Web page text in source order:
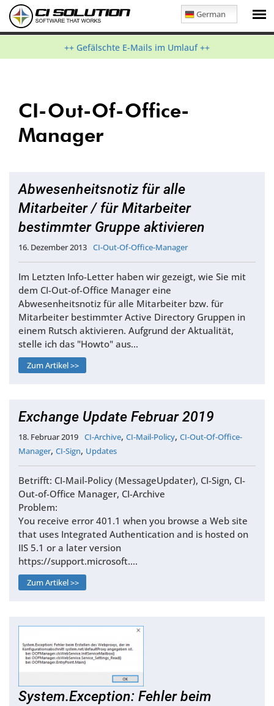
German
++ Gefälschte E-Mails im Umlauf ++
CI-Out-Of-Office-
Manager
Abwesenheitsnotiz für alle
Mitarbeiter / für Mitarbeiter
bestimmter Gruppe aktivieren
16. Dezember 2013 CI-Out-Of-Office-Manager
Im Letzten Info-Letter haben wir gezeigt, wie Sie mit
dem CI-Out-of-Office Manager eine
Abwesenheitsnotiz für alle Mitarbeiter bzw. für
Mitarbeiter bestimmter Active Directory Gruppen in
einem Rutsch aktivieren. Aufgrund der Aktualität,
stelle ich das "Howto" aus…
Zum Artikel >>
Exchange Update Februar 2019
18. Februar 2019 CI-Archive, CI-Mail-Policy, CI-Out-Of-Office-
Manager, CI-Sign, Updates
Betrifft: CI-Mail-Policy (MessageUpdater), CI-Sign, CI-
Out-of-Office Manager, CI-Archive
Problem:
You receive error 401.1 when you browse a Web site
that uses Integrated Authentication and is hosted on
IIS 5.1 or a later version
https://support.microsoft.…
Zum Artikel >>
System.Exception: Fehler beim